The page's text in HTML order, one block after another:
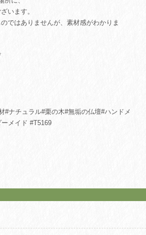
います。
ではありませんが、素材感がわかりま
#ナチュラル#栗の木#無垢の仏壇#ハンドメ
メイド #T5169